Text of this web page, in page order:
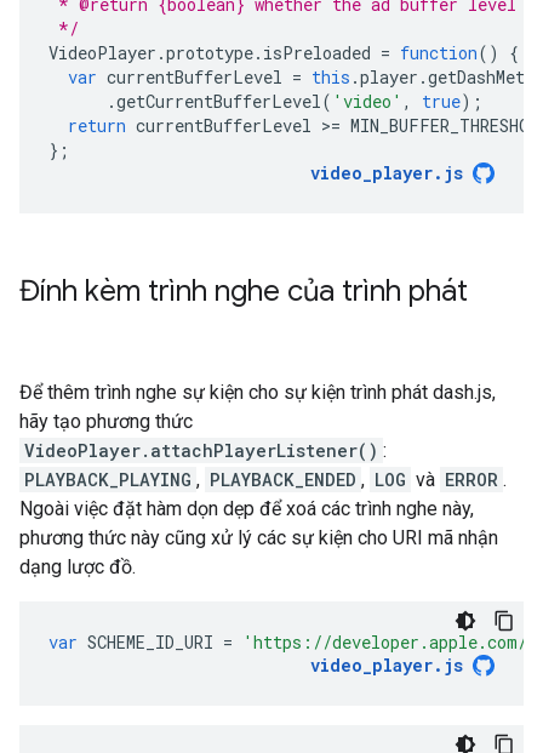
*/
VideoPlayer .prototype. isPreloaded = function()
{
var currentBufferLevel = this .player .
.getCurrentBufferLevel( 'video' , true);
return currentBufferLevel >=
};
video_player. js
Đính kèm trình nghe của trình phát
Để thêm trình nghe sự kiện cho sự kiện trình phát dash.js,
hãy tạo phương thức
VideoPlayer.attachPlayerListener() :
PLAYBACK_PLAYING , PLAYBACK_ENDED , LOG và ERROR .
Ngoài việc đặt hàm dọn dẹp để xoá các trình nghe này,
phương thức này cũng xử lý các sự kiện cho URI mã nhận
dạng lược đồ.
var SCHEME_ID_URI =
'https://developer.apple.com/
video_player. js